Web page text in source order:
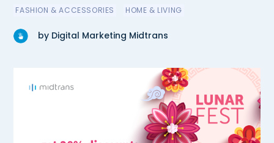
FASHION & ACCESSORIES HOME & LIVING
by Digital Marketing Midtrans